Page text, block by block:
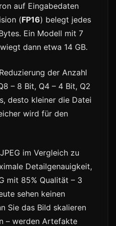
auf Eingabedaten
(FP16) belegt jedes
Ein Modell mit 7
dann etwa 14 GB.
der Anzahl
– 8 Bit, Q4 – 4 Bit, Q2
desto kleiner die Datei
wird für den
im Vergleich zu
Detailgenauigkeit,
mit 85% Qualität – 3
sehen keinen
Sie das Bild skalieren
– werden Artefakte